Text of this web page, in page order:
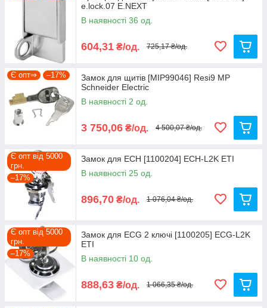
e.lock.07 E.NEXT
В наявності 36 од.
604,31 ₴/од. 725,17 ₴/од.
Є опт⇒ –17%
Замок для щитів [MIP99046] Resi9 MP
Schneider Electric
В наявності 2 од.
3 750,06 ₴/од. 4 500,07 ₴/од.
Є опт від 5000
грн.
–17%
Замок для ECH [1100204] ECH-L2K ETI
В наявності 25 од.
896,70 ₴/од. 1 076,04 ₴/од.
Є опт від 5000
грн.
–17%
Замок для ECG 2 ключі [1100205] ECG-L2K
ETI
В наявності 10 од.
888,63 ₴/од. 1 066,35 ₴/од.